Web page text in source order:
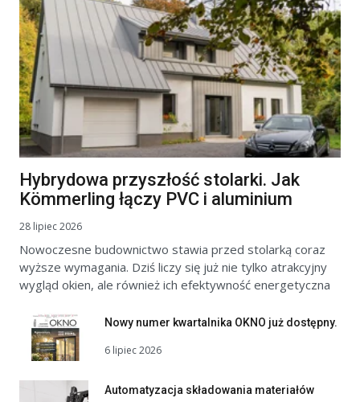
Hybrydowa przyszłość stolarki. Jak
Kömmerling łączy PVC i aluminium
28 lipiec 2026
Nowoczesne budownictwo stawia przed stolarką coraz
wyższe wymagania. Dziś liczy się już nie tylko atrakcyjny
wygląd okien, ale również ich efektywność energetyczna
Nowy numer kwartalnika OKNO już dostępny.
6 lipiec 2026
Automatyzacja składowania materiałów